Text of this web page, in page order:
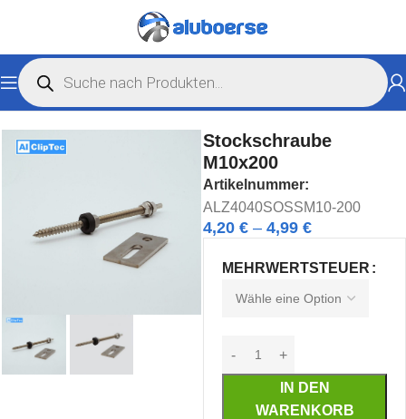
Start Solarshop Zubehör Solar
Stockschraube
M10x200
Artikelnummer:
ALZ4040SOSSM10-200
4,20 € – 4,99 €
MEHRWERTSTEUER
IN DEN
WARENKORB